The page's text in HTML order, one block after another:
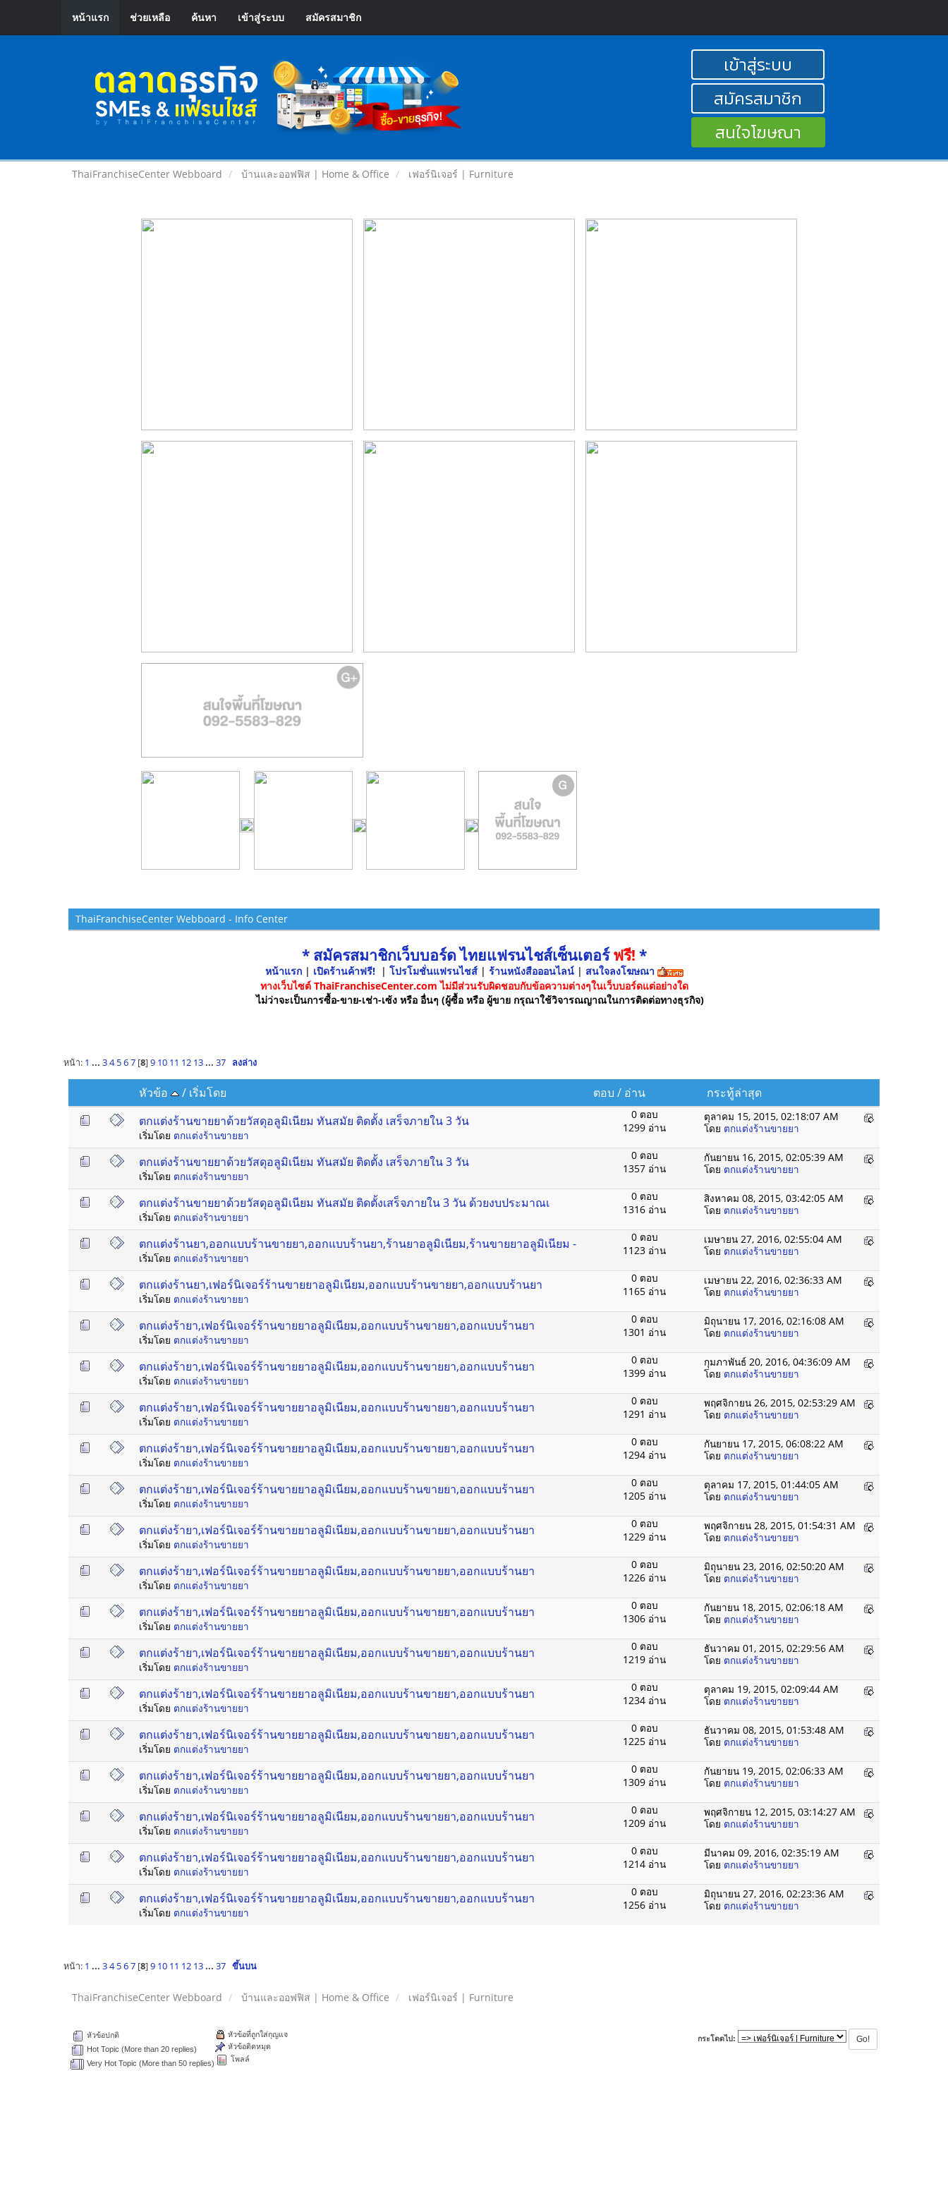
หน้าแรก ช่วยเหลือ ค้นหา เข้าสู่ระบบ สมัครสมาชิก
เข้าสู่ระบบ
สมัครสมาชิก
สนใจโฆษณา
ThaiFranchiseCenter Webboard บ้านและออฟฟิส | Home & Office เฟอร์นิเจอร์ | Furniture
ThaiFranchiseCenter Webboard - Info Center
* สมัครสมาชิกเว็บบอร์ด ไทยแฟรนไชส์เซ็นเตอร์ฟรี! *
หน้าแรก| เปิดร้านค้าฟรี! | โปรโมชั่นแฟรนไชส์ | ร้านหนังสือออนไลน์ | สนใจลงโฆษณา
ทางเว็บไซต์ ThaiFranchiseCenter.com ไม่มีส่วนรับผิดชอบกับข้อความต่างๆในเว็บบอร์ดแต่อย่างใด
ไม่ว่าจะเป็นการซื้อ-ขาย-เช่า-เซ้ง หรือ อื่นๆ (ผู้ซื้อ หรือ ผู้ขาย กรุณาใช้วิจารณญาณในการติดต่อทางธุรกิจ)
หน้า: 1 ... 3 4 5 6 7[8]9 10 11 12 13 ... 37 ลงล่าง
หัวข้อ / เริ่มโดย ตอบ / อ่าน
กระทู้ล่าสุด
ตกแต่งร้านขายยาด้วยวัสดุอลูมิเนียม ทันสมัย ติดตั้ง เสร็จภายใน 3 วัน
เริ่มโดย ตกแต่งร้านขายยา
0 ตอบ
1299 อ่าน
ตุลาคม 15, 2015, 02:18:07 AM
โดย ตกแต่งร้านขายยา
ตกแต่งร้านขายยาด้วยวัสดุอลูมิเนียม ทันสมัย ติดตั้ง เสร็จภายใน 3 วัน
เริ่มโดย ตกแต่งร้านขายยา
0 ตอบ
1357 อ่าน
กันยายน 16, 2015, 02:05:39 AM
โดย ตกแต่งร้านขายยา
ตกแต่งร้านขายยาด้วยวัสดุอลูมิเนียม ทันสมัย ติดตั้งเสร็จภายใน 3 วัน ด้วยงบประมาณเ
เริ่มโดย ตกแต่งร้านขายยา
0 ตอบ
1316 อ่าน
สิงหาคม 08, 2015, 03:42:05 AM
โดย ตกแต่งร้านขายยา
ตกแต่งร้านยา,ออกแบบร้านขายยา,ออกแบบร้านยา,ร้านยาอลูมิเนียม,ร้านขายยาอลูมิเนียม -
เริ่มโดย ตกแต่งร้านขายยา
0 ตอบ
1123 อ่าน
เมษายน 27, 2016, 02:55:04 AM
โดย ตกแต่งร้านขายยา
ตกแต่งร้านยา,เฟอร์นิเจอร์ร้านขายยาอลูมิเนียม,ออกแบบร้านขายยา,ออกแบบร้านยา
เริ่มโดย ตกแต่งร้านขายยา
0 ตอบ
1165 อ่าน
เมษายน 22, 2016, 02:36:33 AM
โดย ตกแต่งร้านขายยา
ตกแต่งร้ายา,เฟอร์นิเจอร์ร้านขายยาอลูมิเนียม,ออกแบบร้านขายยา,ออกแบบร้านยา
เริ่มโดย ตกแต่งร้านขายยา
0 ตอบ
1301 อ่าน
มิถุนายน 17, 2016, 02:16:08 AM
โดย ตกแต่งร้านขายยา
ตกแต่งร้ายา,เฟอร์นิเจอร์ร้านขายยาอลูมิเนียม,ออกแบบร้านขายยา,ออกแบบร้านยา
เริ่มโดย ตกแต่งร้านขายยา
0 ตอบ
1399 อ่าน
กุมภาพันธ์ 20, 2016, 04:36:09 AM
โดย ตกแต่งร้านขายยา
ตกแต่งร้ายา,เฟอร์นิเจอร์ร้านขายยาอลูมิเนียม,ออกแบบร้านขายยา,ออกแบบร้านยา
เริ่มโดย ตกแต่งร้านขายยา
0 ตอบ
1291 อ่าน
พฤศจิกายน 26, 2015, 02:53:29 AM
โดย ตกแต่งร้านขายยา
ตกแต่งร้ายา,เฟอร์นิเจอร์ร้านขายยาอลูมิเนียม,ออกแบบร้านขายยา,ออกแบบร้านยา
เริ่มโดย ตกแต่งร้านขายยา
0 ตอบ
1294 อ่าน
กันยายน 17, 2015, 06:08:22 AM
โดย ตกแต่งร้านขายยา
ตกแต่งร้ายา,เฟอร์นิเจอร์ร้านขายยาอลูมิเนียม,ออกแบบร้านขายยา,ออกแบบร้านยา
เริ่มโดย ตกแต่งร้านขายยา
0 ตอบ
1205 อ่าน
ตุลาคม 17, 2015, 01:44:05 AM
โดย ตกแต่งร้านขายยา
ตกแต่งร้ายา,เฟอร์นิเจอร์ร้านขายยาอลูมิเนียม,ออกแบบร้านขายยา,ออกแบบร้านยา
เริ่มโดย ตกแต่งร้านขายยา
0 ตอบ
1229 อ่าน
พฤศจิกายน 28, 2015, 01:54:31 AM
โดย ตกแต่งร้านขายยา
ตกแต่งร้ายา,เฟอร์นิเจอร์ร้านขายยาอลูมิเนียม,ออกแบบร้านขายยา,ออกแบบร้านยา
เริ่มโดย ตกแต่งร้านขายยา
0 ตอบ
1226 อ่าน
มิถุนายน 23, 2016, 02:50:20 AM
โดย ตกแต่งร้านขายยา
ตกแต่งร้ายา,เฟอร์นิเจอร์ร้านขายยาอลูมิเนียม,ออกแบบร้านขายยา,ออกแบบร้านยา
เริ่มโดย ตกแต่งร้านขายยา
0 ตอบ
1306 อ่าน
กันยายน 18, 2015, 02:06:18 AM
โดย ตกแต่งร้านขายยา
ตกแต่งร้ายา,เฟอร์นิเจอร์ร้านขายยาอลูมิเนียม,ออกแบบร้านขายยา,ออกแบบร้านยา
เริ่มโดย ตกแต่งร้านขายยา
0 ตอบ
1219 อ่าน
ธันวาคม 01, 2015, 02:29:56 AM
โดย ตกแต่งร้านขายยา
ตกแต่งร้ายา,เฟอร์นิเจอร์ร้านขายยาอลูมิเนียม,ออกแบบร้านขายยา,ออกแบบร้านยา
เริ่มโดย ตกแต่งร้านขายยา
0 ตอบ
1234 อ่าน
ตุลาคม 19, 2015, 02:09:44 AM
โดย ตกแต่งร้านขายยา
ตกแต่งร้ายา,เฟอร์นิเจอร์ร้านขายยาอลูมิเนียม,ออกแบบร้านขายยา,ออกแบบร้านยา
เริ่มโดย ตกแต่งร้านขายยา
0 ตอบ
1225 อ่าน
ธันวาคม 08, 2015, 01:53:48 AM
โดย ตกแต่งร้านขายยา
ตกแต่งร้ายา,เฟอร์นิเจอร์ร้านขายยาอลูมิเนียม,ออกแบบร้านขายยา,ออกแบบร้านยา
เริ่มโดย ตกแต่งร้านขายยา
0 ตอบ
1309 อ่าน
กันยายน 19, 2015, 02:06:33 AM
โดย ตกแต่งร้านขายยา
ตกแต่งร้ายา,เฟอร์นิเจอร์ร้านขายยาอลูมิเนียม,ออกแบบร้านขายยา,ออกแบบร้านยา
เริ่มโดย ตกแต่งร้านขายยา
0 ตอบ
1209 อ่าน
พฤศจิกายน 12, 2015, 03:14:27 AM
โดย ตกแต่งร้านขายยา
ตกแต่งร้ายา,เฟอร์นิเจอร์ร้านขายยาอลูมิเนียม,ออกแบบร้านขายยา,ออกแบบร้านยา
เริ่มโดย ตกแต่งร้านขายยา
0 ตอบ
1214 อ่าน
มีนาคม 09, 2016, 02:35:19 AM
โดย ตกแต่งร้านขายยา
ตกแต่งร้ายา,เฟอร์นิเจอร์ร้านขายยาอลูมิเนียม,ออกแบบร้านขายยา,ออกแบบร้านยา
เริ่มโดย ตกแต่งร้านขายยา
0 ตอบ
1256 อ่าน
มิถุนายน 27, 2016, 02:23:36 AM
โดย ตกแต่งร้านขายยา
หน้า: 1 ... 3 4 5 6 7[8]9 10 11 12 13 ... 37 ขึ้นบน
ThaiFranchiseCenter Webboard บ้านและออฟฟิส | Home & Office เฟอร์นิเจอร์ | Furniture
กระโดดไป:
หัวข้อปกติ
Hot Topic (More than 20 replies)
Very Hot Topic (More than 50 replies)
หัวข้อที่ถูกใส่กุญแจ
หัวข้อติดหมุด
โพลล์